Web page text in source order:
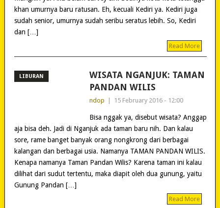
khan umurnya baru ratusan. Eh, kecuali Kediri ya. Kediri juga
sudah senior, umurnya sudah seribu seratus lebih. So, Kediri
dan […]
Read More
LIBURAN
WISATA NGANJUK: TAMAN
PANDAN WILIS
ndop 15 February 2016 - 12:00
Bisa nggak ya, disebut wisata? Anggap
aja bisa deh. Jadi di Nganjuk ada taman baru nih. Dan kalau
sore, rame banget banyak orang nongkrong dari berbagai
kalangan dan berbagai usia. Namanya TAMAN PANDAN WILIS.
Kenapa namanya Taman Pandan Wilis? Karena taman ini kalau
dilihat dari sudut tertentu, maka diapit oleh dua gunung, yaitu
Gunung Pandan […]
Read More